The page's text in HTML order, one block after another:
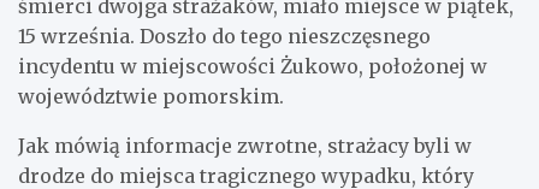
śmierci dwojga strażaków, miało miejsce w piątek,
15 września. Doszło do tego nieszczęsnego
incydentu w miejscowości Żukowo, położonej w
województwie pomorskim.
Jak mówią informacje zwrotne, strażacy byli w
drodze do miejsca tragicznego wypadku, który